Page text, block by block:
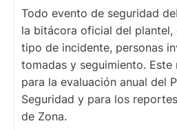
Todo evento de seguridad
la bitácora oficial del plantel,
tipo de incidente, personas
tomadas y seguimiento. Este
para la evaluación anual del
Seguridad y para los
de Zona.